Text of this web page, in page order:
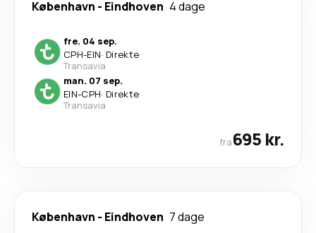
København - Eindhoven 4 dage
fre. 04 sep.
CPH-EIN· Direkte
Transavia
man. 07 sep.
EIN-CPH· Direkte
Transavia
fra695 kr.
København - Eindhoven 7 dage